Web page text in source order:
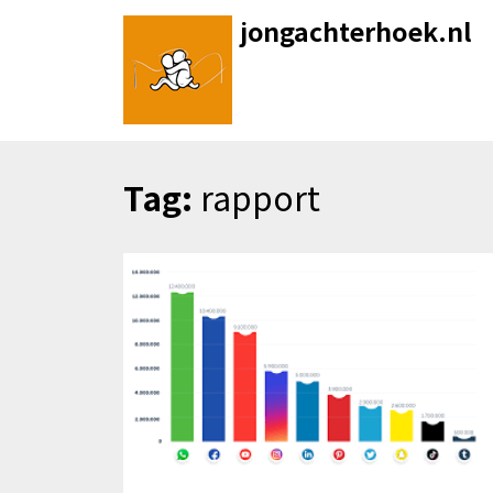
jongachterhoek.nl
Tag: rapport